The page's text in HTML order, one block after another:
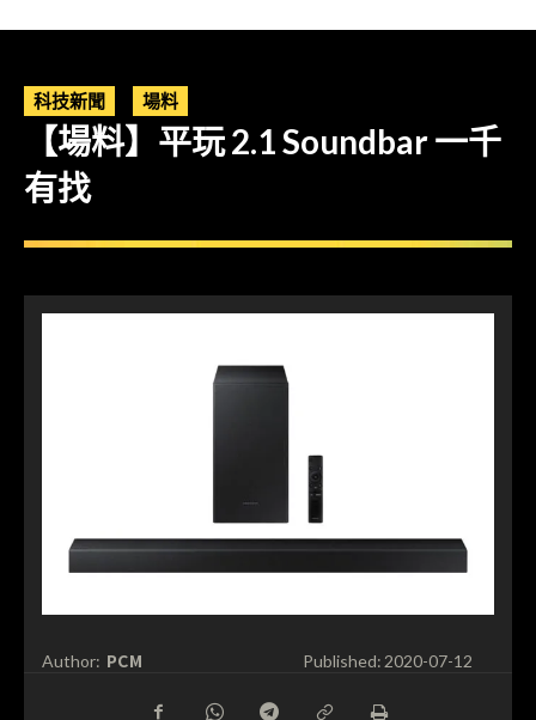
科技新聞 場料
【場料】平玩 2.1 Soundbar 一千
有找
Author: PCM Published:2020-07-12